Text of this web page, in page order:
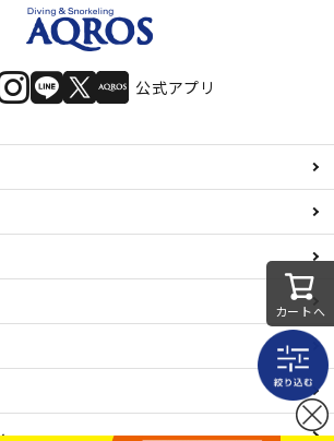
カートへ
公式アプリ
ー